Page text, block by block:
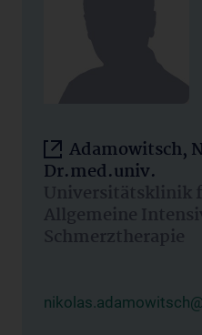
Adamowitsch,
Dr.med.univ.
Universitätsklinik
Allgemeine
Schmerztherapie